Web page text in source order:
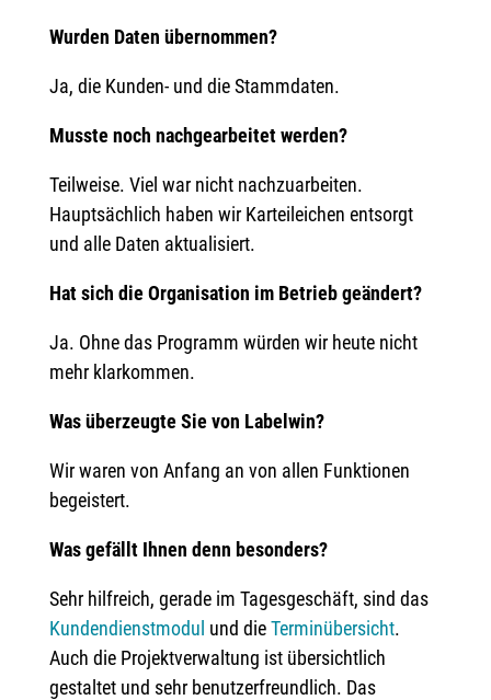
Wurden Daten übernommen?
Ja, die Kunden- und die Stammdaten.
Musste noch nachgearbeitet werden?
Teilweise. Viel war nicht nachzuarbeiten.
Hauptsächlich haben wir Karteileichen entsorgt
und alle Daten aktualisiert.
Hat sich die Organisation im Betrieb geändert?
Ja. Ohne das Programm würden wir heute nicht
mehr klarkommen.
Was überzeugte Sie von Labelwin?
Wir waren von Anfang an von allen Funktionen
begeistert.
Was gefällt Ihnen denn besonders?
Sehr hilfreich, gerade im Tagesgeschäft, sind das
Kundendienstmodul und dieTerminübersicht.
Auch die Projektverwaltung ist übersichtlich
gestaltet und sehr benutzerfreundlich. Das